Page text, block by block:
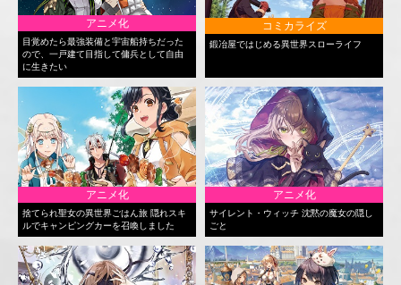
アニメ化
目覚めたら最強装備と宇宙船持ちだった
ので、一戸建て目指して傭兵として自由
に生きたい
コミカライズ
鍛冶屋ではじめる異世界スローライフ
アニメ化
捨てられ聖女の異世界ごはん旅 隠れスキ
ルでキャンピングカーを召喚しました
アニメ化
サイレント・ウィッチ 沈黙の魔女の隠し
ごと